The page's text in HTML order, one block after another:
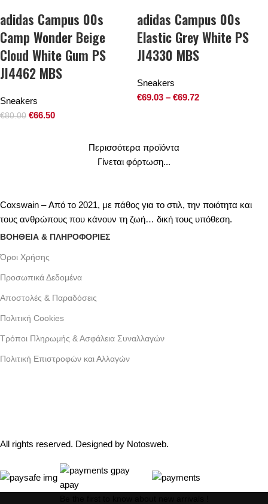
adidas Campus 00s
Camp Wonder Beige
Cloud White Gum PS
JI4462 MBS
Sneakers
€80.00 €66.50
adidas Campus 00s
Elastic Grey White PS
JI4330 MBS
Sneakers
€69.03 – €69.72
Περισσότερα προϊόντα
Γίνεται φόρτωση...
Coxswain – Από το 2021, με πάθος για το στιλ, την ποιότητα και
τους ανθρώπους που κάνουν τη ζωή… δική τους υπόθεση.
ΒΟΗΘΕΙΑ & ΠΛΗΡΟΦΟΡΙΕΣ
Όροι Xρήσης
Προσωπικά Δεδομένα
Αποστολές & Παραδόσεις
Πολιτική Cookies
Τρόποι Πληρωμής & Ασφάλεια Συναλλαγών
Πολιτική Επιστροφών και Αλλαγών
All rights reserved. Designed by Notosweb.